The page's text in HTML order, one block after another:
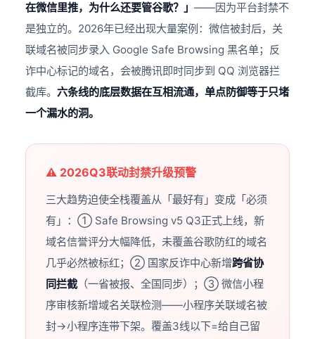
在微信里推，为什么还要管谷歌？」——因为平台封禁不
是独立的。2026年已经出现大量案例：微信被封后，关
联域名被同步录入 Google Safe Browsing 黑名单；反
诈中心标记的域名，会被腾讯即时同步到 QQ 浏览器拦
截库。六条线的底层数据在互相流通，单点防御等于只堵
一个漏水的洞。
⚠️ 2026Q3联动封禁升级预警
三大趋势迫使全栈覆盖从「最好有」变成「必须
有」：① Safe Browsing v5 Q3正式上线，新
域名信誉评分大幅降低，未覆盖谷歌防红的域名
几乎必然被标红；② 国家反诈中心新增跨省协
同拦截（一省被报、全国同步）；③ 微信小程
序审核新增域名关联检测——小程序关联域名被
封→小程序连带下架。覆盖3线以下=给自己留